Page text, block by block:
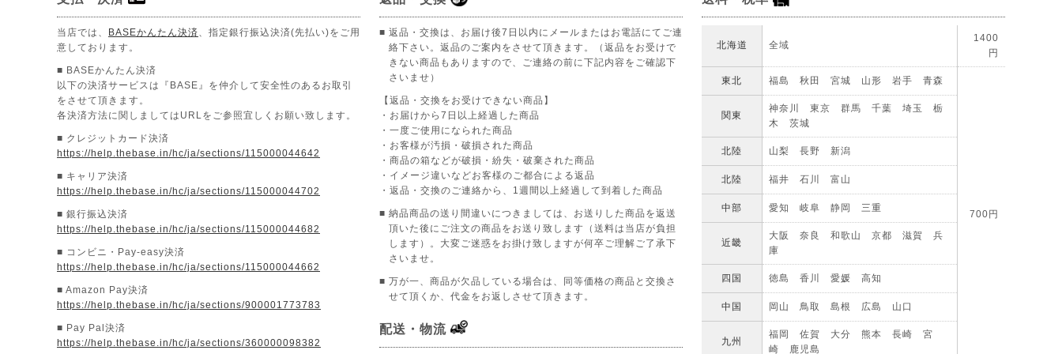
当店では、 BASEかんたん決済 、指定銀行振込決済(先払い)をご用
意しております。
■ BASEかんたん決済
以下の決済サービスは『BASE』を仲介して安全性のあるお取引
をさせて頂きます。
各決済方法に関しましてはURLをご参照宜しくお願い致します。
■ クレジットカード決済
https://help.thebase.in/hc/ja/sections/115000044642
■ キャリア決済
https://help.thebase.in/hc/ja/sections/115000044702
■ 銀行振込決済
https://help.thebase.in/hc/ja/sections/115000044682
■ コンビニ・Pay-easy決済
https://help.thebase.in/hc/ja/sections/115000044662
■ Amazon Pay決済
https://help.thebase.in/hc/ja/sections/900001773783
■ Pay Pal決済
https://help.thebase.in/hc/ja/sections/360000098382
■ 返品・交換は、お届け後7日以内にメールまたはお電話にてご連
絡下さい。返品のご案内をさせて頂きます。（返品をお受けで
きない商品もありますので、ご連絡の前に下記内容をご確認下
さいませ）
【返品・交換をお受けできない商品】
・お届けから7日以上経過した商品
・一度ご使用になられた商品
・お客様が汚損・破損された商品
・商品の箱などが破損・紛失・破棄された商品
・イメージ違いなどお客様のご都合による返品
・返品・交換のご連絡から、1週間以上経過して到着した商品
■ 納品商品の送り間違いにつきましては、お送りした商品を返送
頂いた後にご注文の商品をお送り致します（送料は当店が負担
します）。大変ご迷惑をお掛け致しますが何卒ご理解ご了承下
さいませ。
■ 万が一、商品が欠品している場合は、同等価格の商品と交換さ
せて頂くか、代金をお返しさせて頂きます。
配送・物流
北海道 全域
1400
円
東北 福島 秋田 宮城 山形 岩手 青森
700円
関東
神奈川 東京 群馬 千葉 埼玉 栃
木 茨城
北陸 山梨 長野 新潟
北陸 福井 石川 富山
中部 愛知 岐阜 静岡 三重
近畿
大阪 奈良 和歌山 京都 滋賀 兵
庫
四国 徳島 香川 愛媛 高知
中国 岡山 鳥取 島根 広島 山口
九州
福岡 佐賀 大分 熊本 長崎 宮
崎 鹿児島